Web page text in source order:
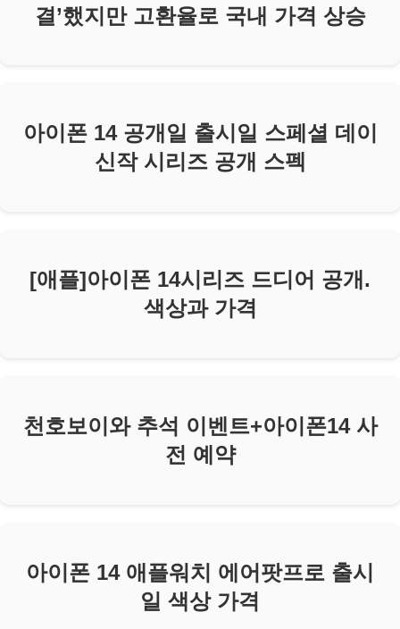
결’했지만 고환율로 국내 가격 상승
아이폰 14 공개일 출시일 스페셜 데이
신작 시리즈 공개 스펙
[애플]아이폰 14시리즈 드디어 공개.
색상과 가격
천호보이와 추석 이벤트+아이폰14 사
전 예약
아이폰 14 애플워치 에어팟프로 출시
일 색상 가격